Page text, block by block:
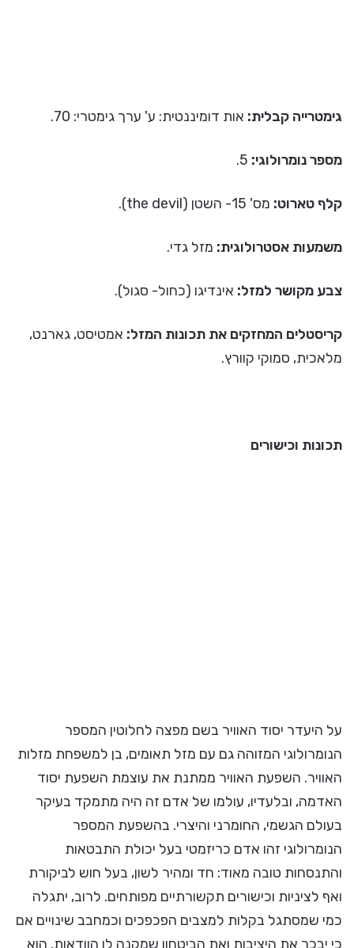
גימטרייה קבלית: אות דומיננטית: ע' ערך גימטרי: 70.
מספר נומרולוגי:
קלף טארוט: מס' 15- השטן (the devil).
משמעות אסטרולוגית: מזל גדי.
צבע מקושר למזל: אינדיגו (כחול- סגול).
קריסטלים המחזקים את תכונות המזל: אמטיסט, גארנט,
מלאכית, סמוקי קוורץ.
תכונות וכישורים
על היעדר יסוד האוויר בשם מפצה לחלוטין המספר
הנומרולוגי המזוהה גם עם מזל תאומים, בן למשפחת מזלות
האוויר. השפעת האוויר ממתנת את עוצמת השפעת יסוד
האדמה, ובלעדיו, עולמו של אדם זה היה מתמקד בעיקר
בעולם הגשמי, החומרני והיצרי. בהשפעת המספר
הנומרולוגי זהו אדם כריזמטי בעל יכולת התבטאות
והתנסחות טובה מאוד: חד ומהיר לשון, בעל חוש לביקורת
ואף לציניות וכישורים תקשורתיים מפותחים. לרוב, יתגלה
כמי שמסתגל בקלות למצבים הפכפכים וכמחבב שינויים אם
כי יבכר את היציבות ואת הביטחון שמקנה לו הוודאות. הוא